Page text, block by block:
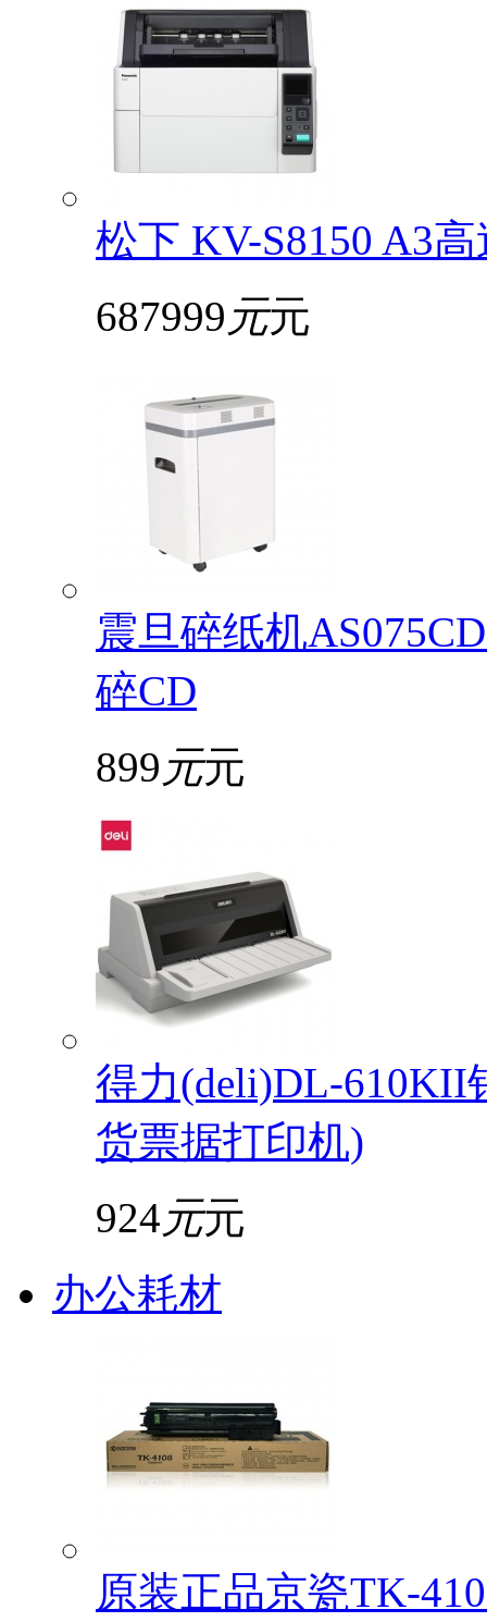
松下 KV-S8150 A3
687999 元元
震旦碎纸机
碎CD
899 元元
得力(deli)DL-610KII
货票据打印机)
924元元
办公耗材
原装正品京瓷TK-